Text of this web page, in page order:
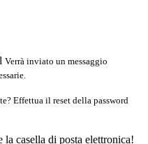
Verrà inviato un messaggio
Effettua il reset della password
casella di posta elettronica!